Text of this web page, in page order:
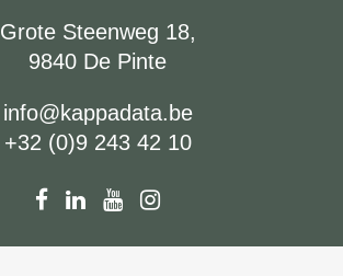
Grote Steenweg 18,
9840 De Pinte
info@kappadata.be
+32 (0)9 243 42 10